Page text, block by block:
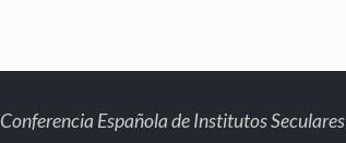
Conferencia Española de Institutos Seculares